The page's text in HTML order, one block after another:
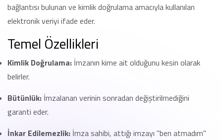
bağlantısı bulunan ve kimlik doğrulama amacıyla kullanılan
elektronik veriyi ifade eder.
Temel Özellikleri
Kimlik Doğrulama: İmzanın kime ait olduğunu kesin olarak
belirler.
Bütünlük: İmzalanan verinin sonradan değiştirilmediğini
garanti eder.
İnkar Edilemezlik: İmza sahibi, attığı imzayı "ben atmadım"